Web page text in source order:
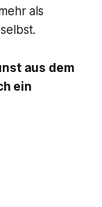
als
aus dem
ein